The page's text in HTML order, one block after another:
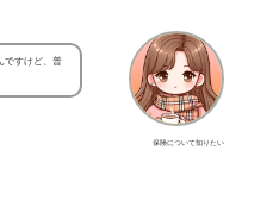
保険について知りたい
ですけど、普